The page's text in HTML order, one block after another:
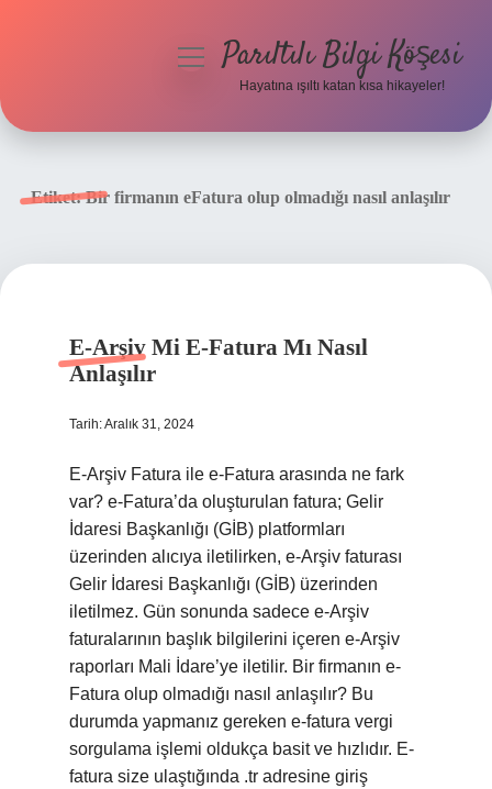
menüyüParıltılı Bilgi Köşesi
Hayatına ışıltı katan kısa hikayeler!
Etiket:Bir firmanın eFatura olup olmadığı nasıl anlaşılır
E-Arşiv Mi E-Fatura Mı Nasıl
Anlaşılır
Tarih: Aralık 31, 2024
E-Arşiv Fatura ile e-Fatura arasında ne fark
var? e-Fatura’da oluşturulan fatura; Gelir
İdaresi Başkanlığı (GİB) platformları
üzerinden alıcıya iletilirken, e-Arşiv faturası
Gelir İdaresi Başkanlığı (GİB) üzerinden
iletilmez. Gün sonunda sadece e-Arşiv
faturalarının başlık bilgilerini içeren e-Arşiv
raporları Mali İdare’ye iletilir. Bir firmanın e-
Fatura olup olmadığı nasıl anlaşılır? Bu
durumda yapmanız gereken e-fatura vergi
sorgulama işlemi oldukça basit ve hızlıdır. E-
fatura size ulaştığında .tr adresine giriş